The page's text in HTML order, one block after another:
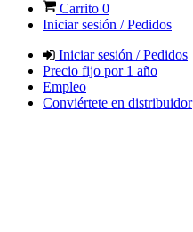
Carrito 0
Iniciar sesión / Pedidos
Iniciar sesión / Pedidos
Precio fijo por 1 año
Empleo
Conviértete en distribuidor